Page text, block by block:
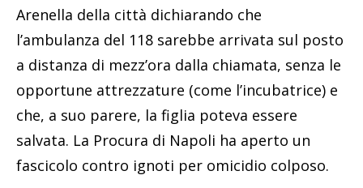
Arenella della città dichiarando che
l’ambulanza del 118 sarebbe arrivata sul posto
a distanza di mezz’ora dalla chiamata, senza le
opportune attrezzature (come l’incubatrice) e
che, a suo parere, la figlia poteva essere
salvata. La Procura di Napoli ha aperto un
fascicolo contro ignoti per omicidio colposo.